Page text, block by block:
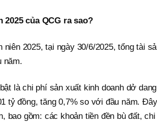
của QCG ra sao?
niên 2025, tại ngày 30/6/2025, tổng tài
năm.
là chi phí sản xuất kinh doanh dở
tỷ đồng, tăng 0,7% so với đầu năm.
bao gồm: các khoản tiền đền bù đất,